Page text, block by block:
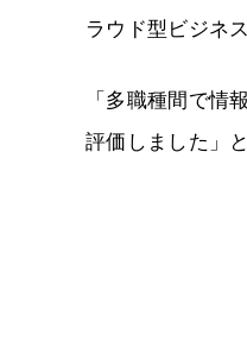
ラウド型ビジネ
「多職種間で情
評価しました」